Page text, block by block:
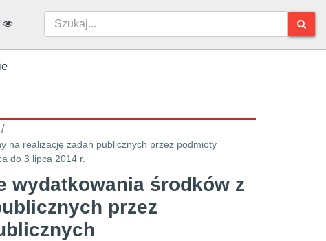
/
na realizację zadań publicznych przez podmioty
do 3 lipca 2014 r.
wydatkowania środków z
przez